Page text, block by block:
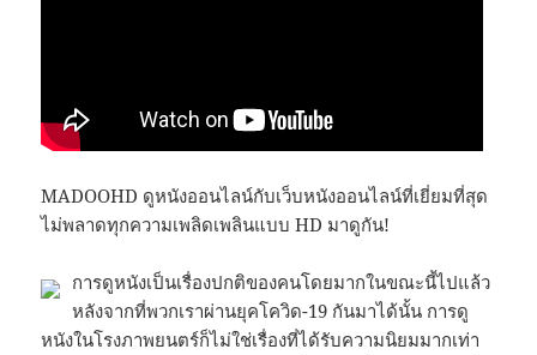
MADOOHD ดูหนังออนไลน์กับเว็บหนังออนไลน์ที่เยี่ยมที่สุด
ไม่พลาดทุกความเพลิดเพลินแบบ HD มาดูกัน!
การดูหนังเป็นเรื่องปกติของคนโดยมากในขณะนี้ไปแล้ว
หลังจากที่พวกเราผ่านยุคโควิด-19 กันมาได้นั้น การดู
หนังในโรงภาพยนตร์ก็ไม่ใช่เรื่องที่ได้รับความนิยมมากเท่า